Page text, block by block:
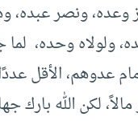
وعده، ونصر عبده،
ولولاه وحده،
عدوهم، الأقل
لكن الله بارك